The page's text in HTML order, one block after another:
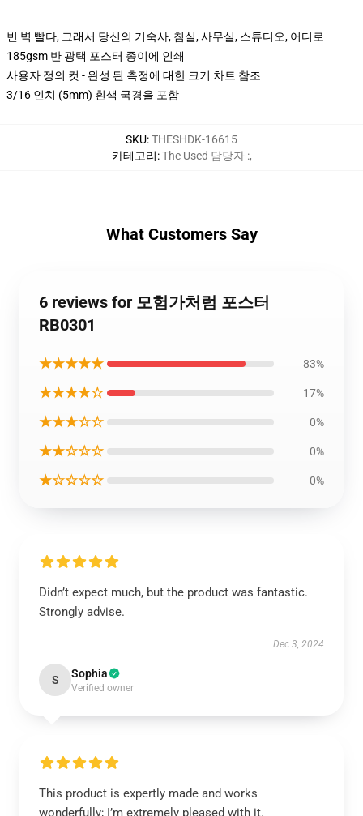
빈 벽 빨다, 그래서 당신의 기숙사, 침실, 사무실, 스튜디오, 어디로
185gsm 반 광택 포스터 종이에 인쇄
사용자 정의 컷 - 완성 된 측정에 대한 크기 차트 참조
3/16 인치 (5mm) 흰색 국경을 포함
SKU:THESHDK-16615
카테고리:The Used 담당자 :,
What Customers Say
6 reviews for 모험가처럼 포스터
RB0301
★★★★★ 83%
★★★★☆ 17%
★★★☆☆ 0%
★★☆☆☆ 0%
★☆☆☆☆ 0%
Didn’t expect much, but the product was fantastic.
Strongly advise.
Dec 3, 2024
S Sophia
Verified owner
This product is expertly made and works
wonderfully; I’m extremely pleased with it.